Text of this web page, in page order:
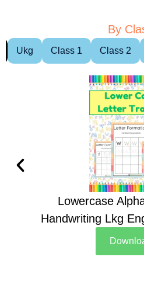
By
Ukg Class 1 Class 2
Lowercase
Handwriting Lkg